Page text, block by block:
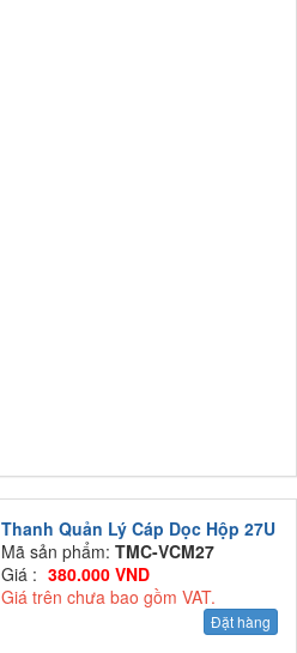
Thanh Quản Lý Cáp Dọc Hộp 27U
Mã sản phẩm: TMC-VCM27
Giá : 380.000 VND
Giá trên chưa bao gồm VAT.
Đặt hàng